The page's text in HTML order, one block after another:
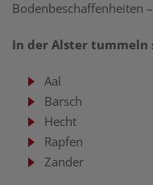
Bodenbeschaffenheiten
In der Alster tummeln
Aal
Barsch
Hecht
Rapfen
Zander